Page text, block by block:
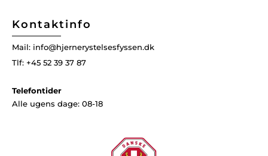
Kontaktinfo
Mail: info@hjernerystelsesfyssen.dk
Tlf: +45 52 39 37 87
Telefontider
Alle ugens dage: 08-18